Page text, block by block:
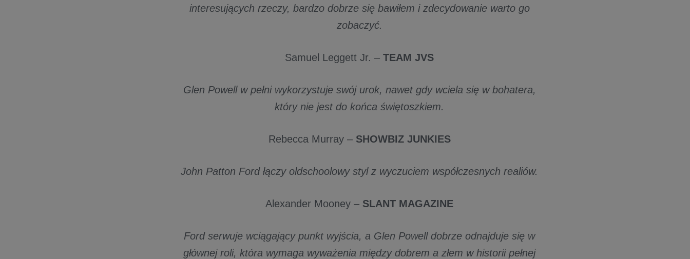
interesujących rzeczy, bardzo dobrze się bawiłem i zdecydowanie warto go
zobaczyć.
Samuel Leggett Jr. – TEAM JVS
Glen Powell w pełni wykorzystuje swój urok, nawet gdy wciela się w bohatera,
który nie jest do końca świętoszkiem.
Rebecca Murray – SHOWBIZ JUNKIES
John Patton Ford łączy oldschoolowy styl z wyczuciem współczesnych realiów.
Alexander Mooney – SLANT MAGAZINE
Ford serwuje wciągający punkt wyjścia, a Glen Powell dobrze odnajduje się w
głównej roli, która wymaga wyważenia między dobrem a złem w historii pełnej